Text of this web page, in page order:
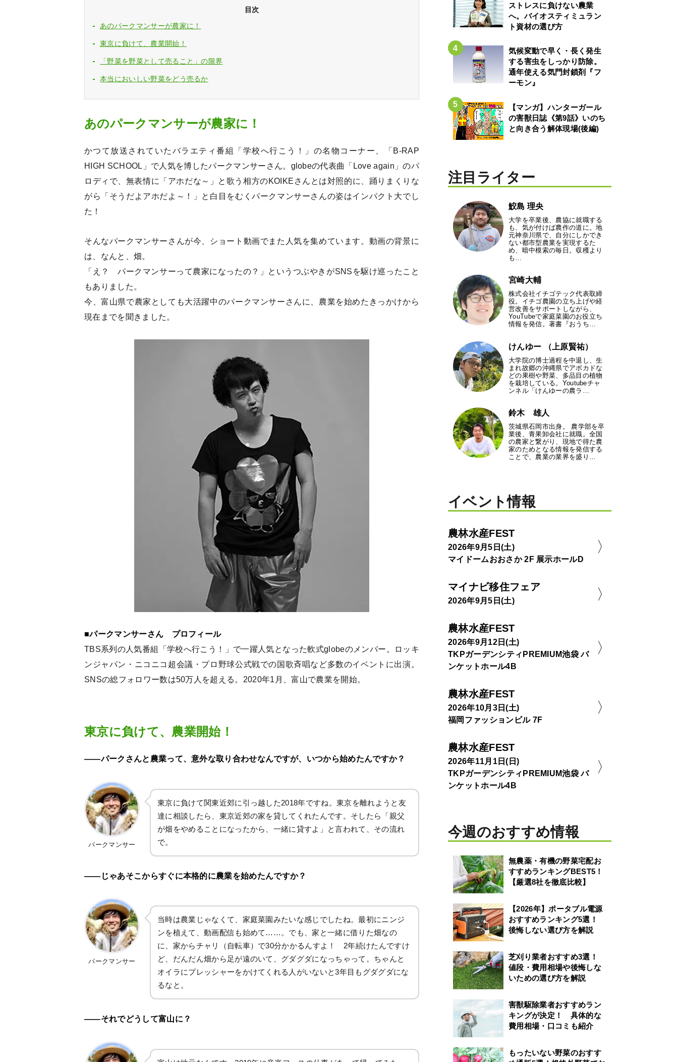
目次
あのパークマンサーが農家に！
東京に負けて、農業開始！
「野菜を野菜として売ること」の限界
本当においしい野菜をどう売るか
あのパークマンサーが農家に！
かつて放送されていたバラエティ番組「学校へ行こう！」の名物コーナー、「B-RAP
HIGH SCHOOL」で人気を博したパークマンサーさん。globeの代表曲「Love again」のパ
ロディで、無表情に「アホだな～」と歌う相方のKOIKEさんとは対照的に、踊りまくりな
がら「そうだよアホだよ～！」と白目をむくパークマンサーさんの姿はインパクト大でし
た！
そんなパークマンサーさんが今、ショート動画でまた人気を集めています。動画の背景に
は、なんと、畑。
「え？ パークマンサーって農家になったの？」というつぶやきがSNSを駆け巡ったこと
もありました。
今、富山県で農家としても大活躍中のパークマンサーさんに、農業を始めたきっかけから
現在までを聞きました。
■パークマンサーさん プロフィール
TBS系列の人気番組「学校へ行こう！」で一躍人気となった軟式globeのメンバー。ロッキ
ンジャパン・ニコニコ超会議・プロ野球公式戦での国歌斉唱など多数のイベントに出演。
SNSの総フォロワー数は50万人を超える。2020年1月、富山で農業を開始。
東京に負けて、農業開始！
――パークさんと農業って、意外な取り合わせなんですが、いつから始めたんですか？
パークマンサー
東京に負けて関東近郊に引っ越した2018年ですね。東京を離れようと友
達に相談したら、東京近郊の家を貸してくれたんです。そしたら「親父
が畑をやめることになったから、一緒に貸すよ」と言われて、その流れ
で。
――じゃあそこからすぐに本格的に農業を始めたんですか？
パークマンサー
当時は農業じゃなくて、家庭菜園みたいな感じでしたね。最初にニンジ
ンを植えて、動画配信も始めて……。でも、家と一緒に借りた畑なの
に、家からチャリ（自転車）で30分かかるんすよ！ 2年続けたんですけ
ど、だんだん畑から足が遠のいて、グダグダになっちゃって。ちゃんと
オイラにプレッシャーをかけてくれる人がいないと3年目もグダグダにな
るなと。
――それでどうして富山に？
ストレスに負けない農業
へ。バイオスティミュラン
ト資材の選び方
気候変動で早く・長く発生
する害虫をしっかり防除。
通年使える気門封鎖剤『フ
ーモン』
【マンガ】ハンターガール
の害獣日誌《第9話》いのち
と向き合う解体現場(後編)
注目ライター
鮫島 理央
大学を卒業後、農協に就職する
も、気が付けば農作の道に。地
元神奈川県で、自分にしかでき
ない都市型農業を実現するた
め、暗中模索の毎日。収穫より
も…
宮崎大輔
株式会社イチゴテック代表取締
役。イチゴ農園の立ち上げや経
営改善をサポートしながら、
YouTubeで家庭菜園のお役立ち
情報を発信。著書『おうち…
けんゆー （上原賢祐）
大学院の博士過程を中退し、生
まれ故郷の沖縄県でアボカドな
どの果樹や野菜、多品目の植物
を栽培している。Youtubeチャ
ンネル「けんゆーの農ラ…
鈴木 雄人
茨城県石岡市出身。 農学部を卒
業後、青果卸会社に就職。全国
の農家と繋がり、現地で得た農
家のためとなる情報を発信する
ことで、農業の業界を盛り…
イベント情報
農林水産FEST
2026年9月5日(土)
マイドームおおさか 2F 展示ホールD
マイナビ移住フェア
2026年9月5日(土)
農林水産FEST
2026年9月12日(土)
TKPガーデンシティPREMIUM池袋 バ
ンケットホール4B
農林水産FEST
2026年10月3日(土)
福岡ファッションビル 7F
農林水産FEST
2026年11月1日(日)
TKPガーデンシティPREMIUM池袋 バ
ンケットホール4B
今週のおすすめ情報
無農薬・有機の野菜宅配お
すすめランキングBEST5！
【厳選8社を徹底比較】
【2026年】ポータブル電源
おすすめランキング5選！
後悔しない選び方を解説
芝刈り業者おすすめ3選！
値段・費用相場や後悔しな
いための選び方を解説
害獣駆除業者おすすめラン
キングが決定！ 具体的な
費用相場・口コミも紹介
もったいない野菜のおすす